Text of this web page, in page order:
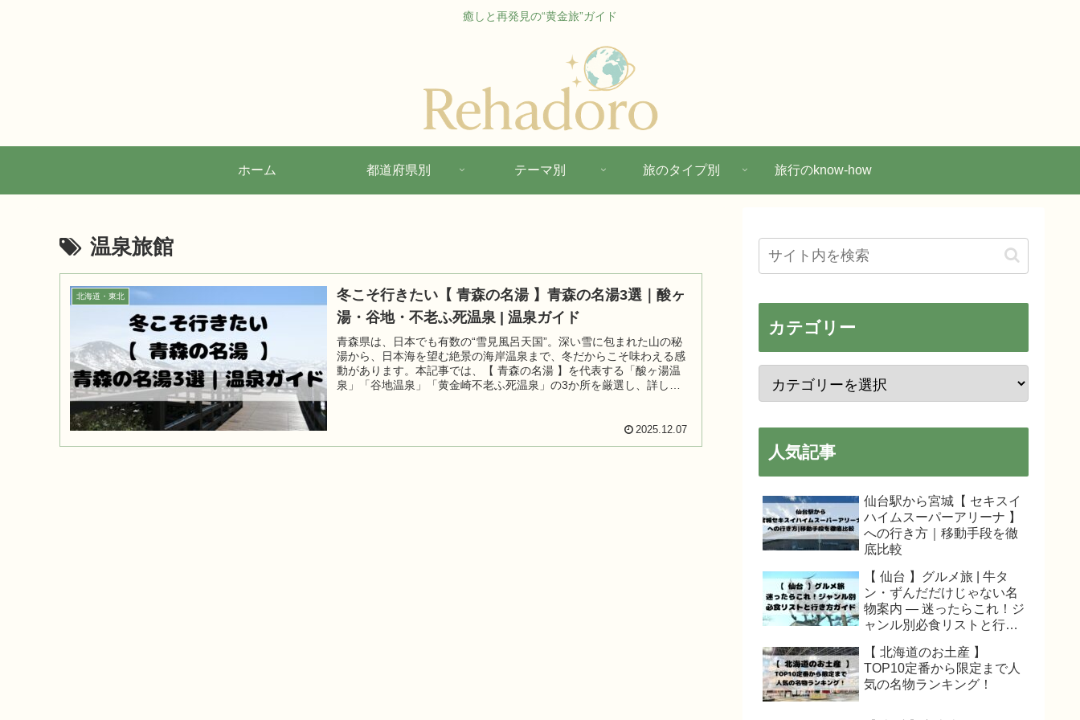
癒しと再発見の“黄金旅”ガイド
ホーム 都道府県別 テーマ別 旅のタイプ別 旅行のknow-how
温泉旅館
北海道・東北
冬こそ行きたい【 青森の名湯 】青森の名湯3選｜酸ヶ
湯・谷地・不老ふ死温泉 | 温泉ガイド
青森県は、日本でも有数の“雪見風呂天国”。深い雪に包まれた山の秘
湯から、日本海を望む絶景の海岸温泉まで、冬だからこそ味わえる感
動があります。本記事では、【 青森の名湯 】を代表する「酸ヶ湯温
泉」「谷地温泉」「黄金崎不老ふ死温泉」の3か所を厳選し、詳しく
2025.12.07
カテゴリー
人気記事
仙台駅から宮城【 セキスイ
ハイムスーパーアリーナ 】
への行き方｜移動手段を徹
底比較
【 仙台 】グルメ旅 | 牛タ
ン・ずんだだけじゃない名
物案内 — 迷ったらこれ！ジ
ャンル別必食リストと行き
【 北海道のお土産 】
TOP10定番から限定まで人
気の名物ランキング！